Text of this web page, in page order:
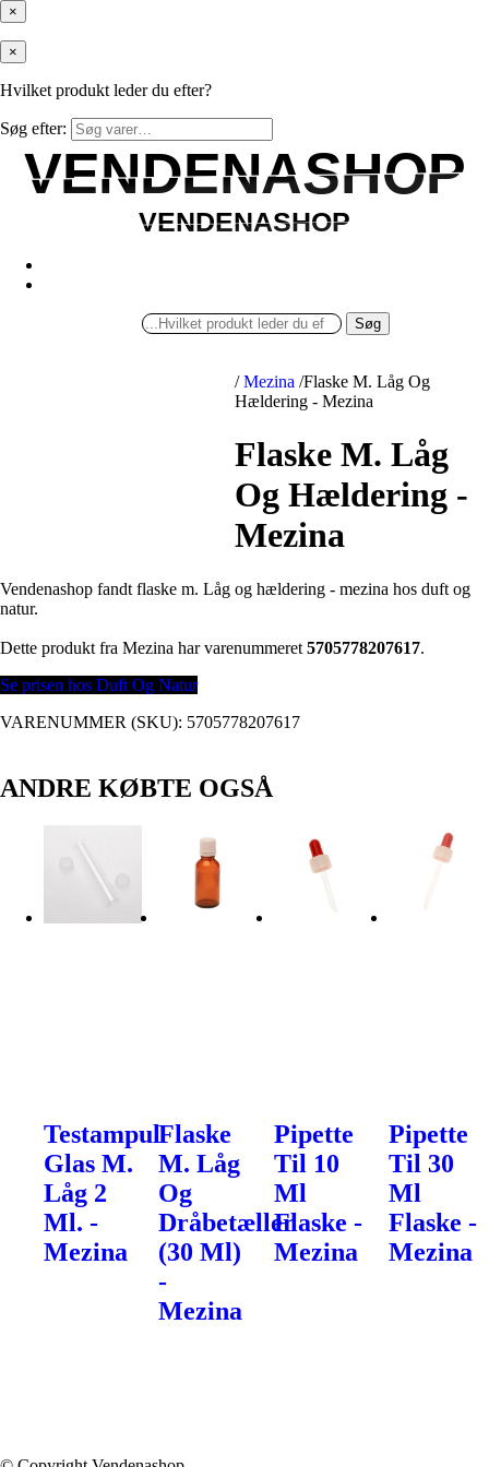
×
×
Hvilket produkt leder du efter?
Søg efter:
VENDENASHOP
VENDENASHOP
VENDENASHOP
VENDENASHOP
Søg
/ Mezina /Flaske M. Låg Og
Hældering - Mezina
Flaske M. Låg
Og Hældering -
Mezina
Vendenashop fandt flaske m. Låg og hældering - mezina hos duft og
natur.
Dette produkt fra Mezina har varenummeret 5705778207617.
Se prisen hos Duft Og Natur
VARENUMMER (SKU): 5705778207617
ANDRE KØBTE OGSÅ
Testampul
Glas M.
Låg 2
Ml. -
Mezina
Flaske
M. Låg
Og
Dråbetæller
(30 Ml)
-
Mezina
Pipette
Til 10
Ml
Flaske -
Mezina
Pipette
Til 30
Ml
Flaske -
Mezina